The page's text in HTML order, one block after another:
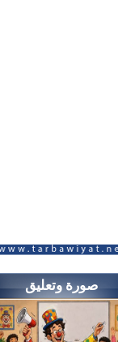
صورة وتعليق